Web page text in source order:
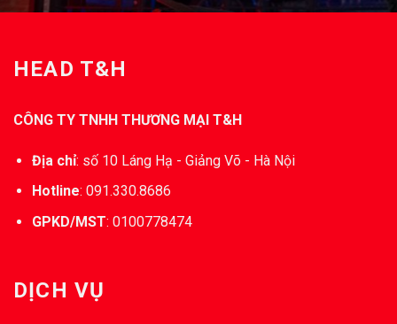
HEAD T&H
CÔNG TY TNHH THƯƠNG MẠI T&H
Địa chỉ: số 10 Láng Hạ - Giảng Võ - Hà Nội
Hotline: 091.330.8686
GPKD/MST: 0100778474
DỊCH VỤ